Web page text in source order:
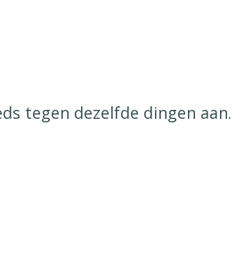
tegen dezelfde dingen aan.